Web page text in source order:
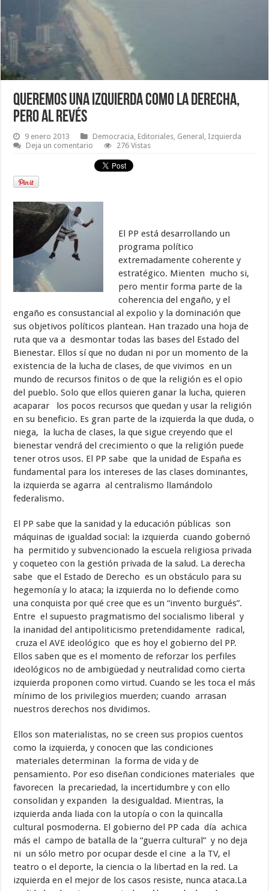
Queremos una izquierda como la derecha,
pero al revés
9 enero 2013 Democracia, Editoriales, General , Izquierda
Deja un comentario
276 Vistas
El PP está desarrollando un
programa político
extremadamente coherente y
estratégico. Mienten mucho si,
pero mentir forma parte de la
coherencia del engaño, y el
engaño es consustancial al expolio y la dominación que
sus objetivos políticos plantean. Han trazado una hoja de
ruta que va a desmontar todas las bases del Estado del
Bienestar. Ellos sí que no dudan ni por un momento de la
existencia de la lucha de clases, de que vivimos en un
mundo de recursos finitos o de que la religión es el opio
del pueblo. Solo que ellos quieren ganar la lucha, quieren
acaparar los pocos recursos que quedan y usar la religión
en su beneficio. Es gran parte de la izquierda la que duda, o
niega, la lucha de clases, la que sigue creyendo que el
bienestar vendrá del crecimiento o que la religión puede
tener otros usos. El PP sabe que la unidad de España es
fundamental para los intereses de las clases dominantes,
la izquierda se agarra al centralismo llamándolo
federalismo.
El PP sabe que la sanidad y la educación públicas son
máquinas de igualdad social: la izquierda cuando gobernó
ha permitido y subvencionado la escuela religiosa privada
y coqueteo con la gestión privada de la salud. La derecha
sabe que el Estado de Derecho es un obstáculo para su
hegemonía y lo ataca; la izquierda no lo defiende como
una conquista por qué cree que es un “invento burgués”.
Entre el supuesto pragmatismo del socialismo liberal y
la inanidad del antipoliticismo pretendidamente radical,
cruza el AVE ideológico que es hoy el gobierno del PP.
Ellos saben que es el momento de reforzar los perfiles
ideológicos no de ambigüedad y neutralidad como cierta
izquierda proponen como virtud. Cuando se les toca el más
mínimo de los privilegios muerden; cuando arrasan
nuestros derechos nos dividimos.
Ellos son materialistas, no se creen sus propios cuentos
como la izquierda, y conocen que las condiciones
materiales determinan la forma de vida y de
pensamiento. Por eso diseñan condiciones materiales que
favorecen la precariedad, la incertidumbre y con ello
consolidan y expanden la desigualdad. Mientras, la
izquierda anda liada con la utopía o con la quincalla
cultural posmoderna. El gobierno del PP cada día achica
más el campo de batalla de la “guerra cultural” y no deja
ni un sólo metro por ocupar desde el cine a la TV, el
teatro o el deporte, la ciencia o la libertad en la red. La
izquierda en el mejor de los casos resiste, nunca ataca.La